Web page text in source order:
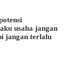
usaha jangan
jangan terlalu